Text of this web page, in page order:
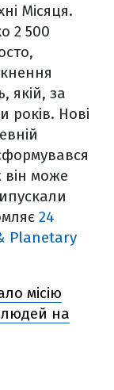
Місяця.
2 500
якій, за
років. Нові
він може
24
Planetary
місію
людей на